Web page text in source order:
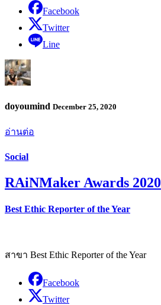
Facebook
Twitter
Line
doyoumind December 25, 2020
อ่านต่อ
Social
RAiNMaker Awards 2020
Best Ethic Reporter of the Year
สาขา Best Ethic Reporter of the Year
Facebook
Twitter